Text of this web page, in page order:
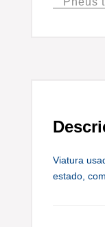
Viatura
estado,